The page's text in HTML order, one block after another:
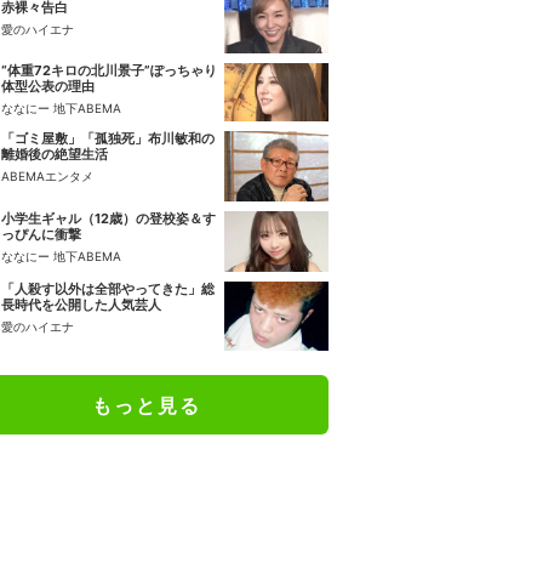
赤裸々告白
愛のハイエナ
“体重72キロの北川景子”ぽっちゃり
体型公表の理由
ななにー 地下ABEMA
「ゴミ屋敷」「孤独死」布川敏和の
離婚後の絶望生活
ABEMAエンタメ
小学生ギャル（12歳）の登校姿＆す
っぴんに衝撃
ななにー 地下ABEMA
「人殺す以外は全部やってきた」総
長時代を公開した人気芸人
愛のハイエナ
もっと見る